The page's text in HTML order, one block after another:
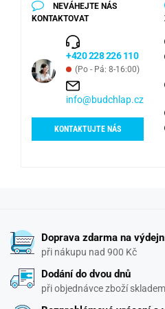
NEVÁHEJTE NÁS
KONTAKTOVAT
+420 228 226 110
(Po - Pá: 8-16:00)
info@budchlap.cz
KONTAKTUJTE NÁS
Doprava zdarma na
při nákupu nad 900 Kč
Dodání do dvou dnů
při objednávce zboží